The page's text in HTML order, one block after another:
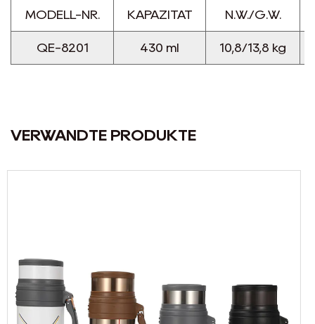
MODELL-NR. KAPAZITÄT N.W./G.W.
QE-8201 430 ml 10,8/13,8 kg
VERWANDTE PRODUKTE